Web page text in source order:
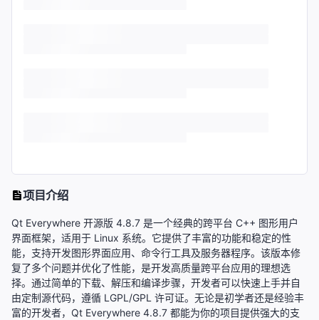
项目介绍
Qt Everywhere 开源版 4.8.7 是一个经典的跨平台 C++ 图形用户
界面框架，适用于 Linux 系统。它提供了丰富的功能和稳定的性
能，支持开发图形界面应用、命令行工具及服务器程序。该版本修
复了多个问题并优化了性能，是开发高质量跨平台应用的理想选
择。通过简单的下载、解压和编译步骤，开发者可以快速上手并自
由定制源代码，遵循 LGPL/GPL 许可证。无论是初学者还是经验丰
富的开发者，Qt Everywhere 4.8.7 都能为你的项目提供强大的支